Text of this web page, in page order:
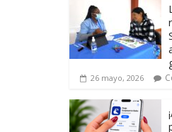
26 mayo, 2026